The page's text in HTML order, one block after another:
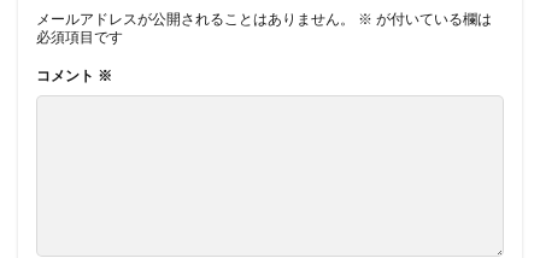
メールアドレスが公開されることはありません。 ※ が付いている欄は
必須項目です
コメント ※